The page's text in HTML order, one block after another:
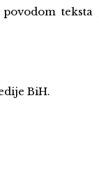
teksta
BiH.